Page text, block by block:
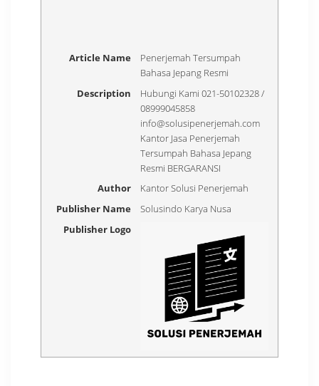
Article Name
Penerjemah Tersumpah
Bahasa Jepang Resmi
Description
Hubungi Kami 021-50102328 /
08999045858
info@solusipenerjemah.com
Kantor Jasa Penerjemah
Tersumpah Bahasa Jepang
Resmi BERGARANSI
Author
Kantor Solusi Penerjemah
Publisher Name
Solusindo Karya Nusa
Publisher Logo